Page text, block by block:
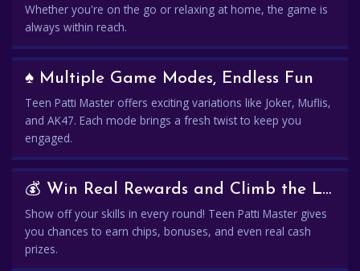
Whether you're on the go or relaxing at home, the game is
always within reach.
♠️ Multiple Game Modes, Endless Fun
Teen Patti Master offers exciting variations like Joker, Muflis,
and AK47. Each mode brings a fresh twist to keep you
engaged.
💰 Win Real Rewards and Climb the Leaderboard
Show off your skills in every round! Teen Patti Master gives
you chances to earn chips, bonuses, and even real cash
prizes.